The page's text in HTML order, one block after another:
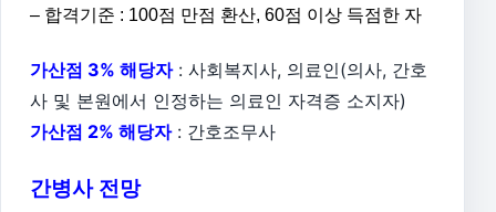
– 합격기준 : 100점 만점 환산, 60점 이상 득점한 자
가산점 3% 해당자: 사회복지사, 의료인(의사, 간호
사 및 본원에서 인정하는 의료인 자격증 소지자)
가산점 2% 해당자: 간호조무사
간병사 전망